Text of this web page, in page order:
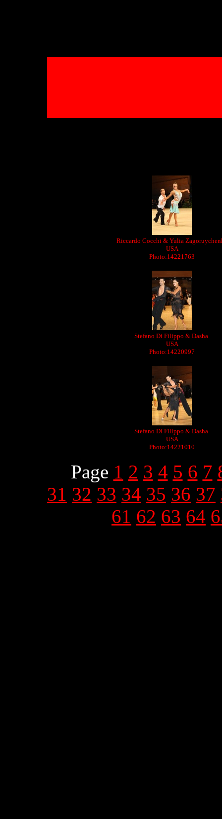
Riccardo Cocchi & Yulia
USA
Photo:14221763
Stefano Di Filippo & Dasha
USA
Photo:14220997
Stefano Di Filippo & Dasha
USA
Photo:14221010
Page 1 2 3 4 5 6 7
31 32 33 34 35 36 37
61 62 63 64